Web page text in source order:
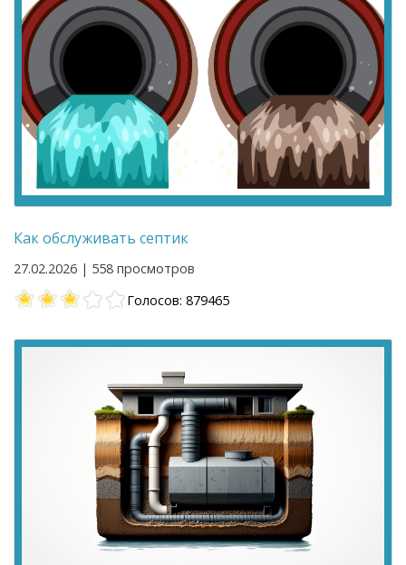
Как обслуживать септик
27.02.2026 | 558 просмотров
Голосов: 879465